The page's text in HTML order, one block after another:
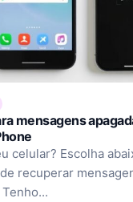
mensagens
celular? Escolha
recuperar